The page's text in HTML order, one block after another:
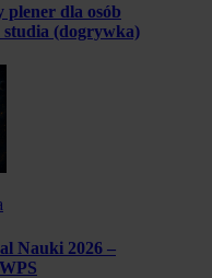
plener dla osób
(dogrywka)
Nauki 2026 –